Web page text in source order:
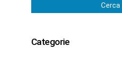
Cerca
Categorie